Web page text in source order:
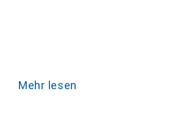
Mehr lesen